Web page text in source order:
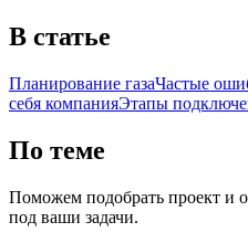
В статье
Планирование газаЧастые
себя компанияЭтапы
По теме
Поможем подобрать проект и
под ваши задачи.